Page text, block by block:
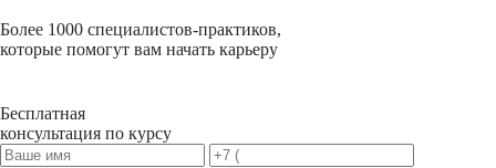
Более 1000 специалистов-практиков,
которые помогут вам начать карьеру
Бесплатная
консультация по курсу